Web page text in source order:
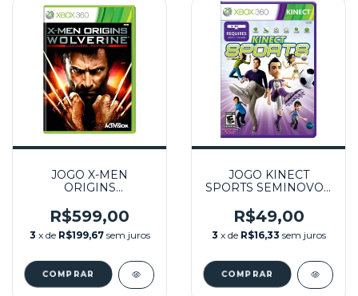
JOGO X-MEN
ORIGINS
UNCAGED EDITION
SEMINOVO – XBOX
360
R$599,00
3 x de R$199,67 sem juros
JOGO KINECT
SPORTS SEMINOVO –
R$49,00
3 x de R$16,33 sem juros